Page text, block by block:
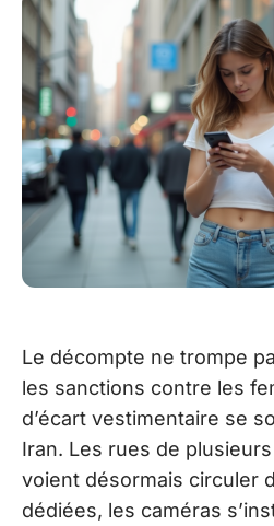
Le décompte ne trompe
les sanctions contre les
d’écart vestimentaire se
Iran. Les rues de
voient désormais circuler
dédiées, les caméras